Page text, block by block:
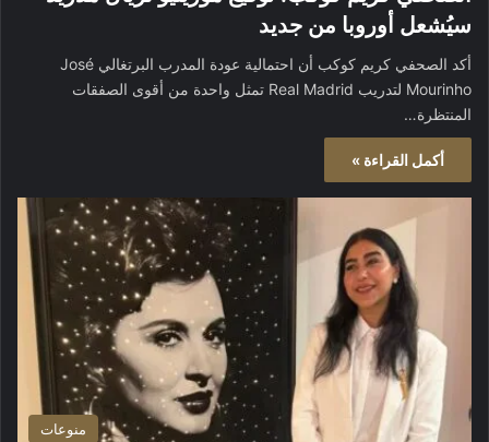
سيُشعل أوروبا من جديد
أكد الصحفي كريم كوكب أن احتمالية عودة المدرب البرتغالي José
Mourinho لتدريب Real Madrid تمثل واحدة من أقوى الصفقات
المنتظرة…
أكمل القراءة »
منوعات